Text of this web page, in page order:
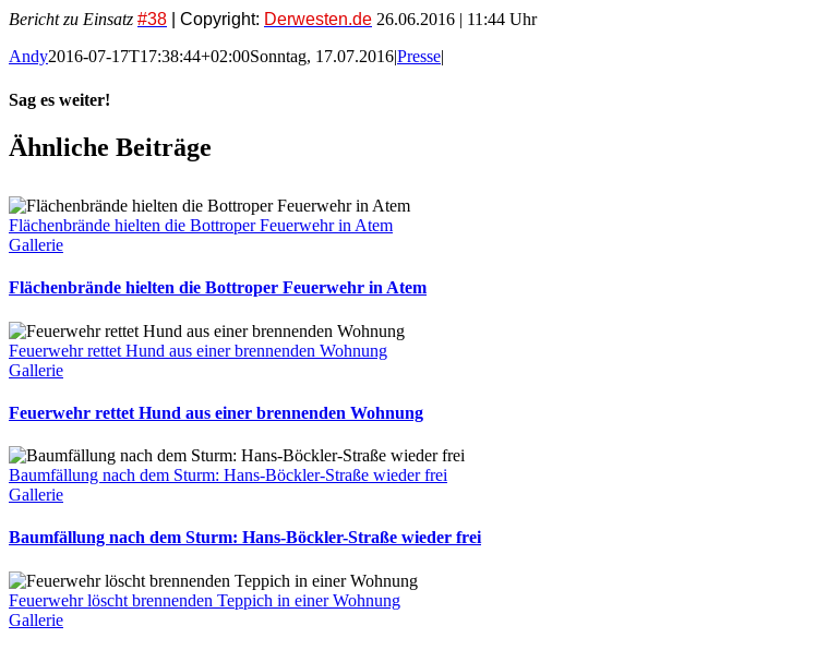
Bericht zu Einsatz #38 | Copyright: Derwesten.de 26.06.2016 | 11:44 Uhr
Andy2016-07-17T17:38:44+02:00Sonntag, 17.07.2016|Presse|
Sag es weiter!
Facebook
X
WhatsApp
Pinterest
E-
Mail
Ähnliche Beiträge
Flächenbrände hielten die Bottroper Feuerwehr in Atem
Gallerie
Flächenbrände hielten die Bottroper Feuerwehr in Atem
Feuerwehr rettet Hund aus einer brennenden Wohnung
Gallerie
Feuerwehr rettet Hund aus einer brennenden Wohnung
Baumfällung nach dem Sturm: Hans-Böckler-Straße wieder frei
Gallerie
Baumfällung nach dem Sturm: Hans-Böckler-Straße wieder frei
Feuerwehr löscht brennenden Teppich in einer Wohnung
Gallerie